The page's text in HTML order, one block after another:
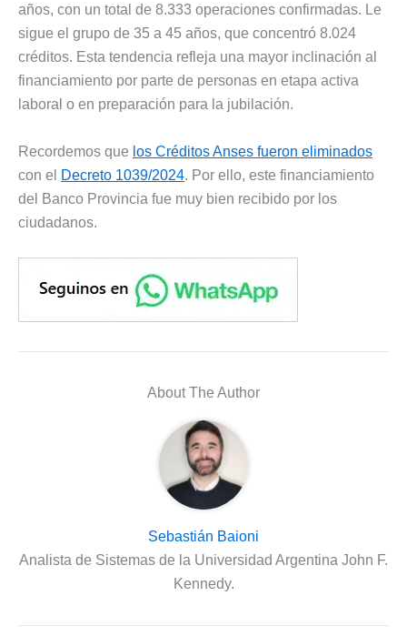
años, con un total de 8.333 operaciones confirmadas. Le
sigue el grupo de 35 a 45 años, que concentró 8.024
créditos. Esta tendencia refleja una mayor inclinación al
financiamiento por parte de personas en etapa activa
laboral o en preparación para la jubilación.
Recordemos que los Créditos Anses fueron eliminados
con el
Decreto 1039/2024. Por ello, este financiamiento
del Banco Provincia fue muy bien recibido por los
ciudadanos.
About The Author
Sebastián Baioni
Analista de Sistemas de la Universidad Argentina John F.
Kennedy.